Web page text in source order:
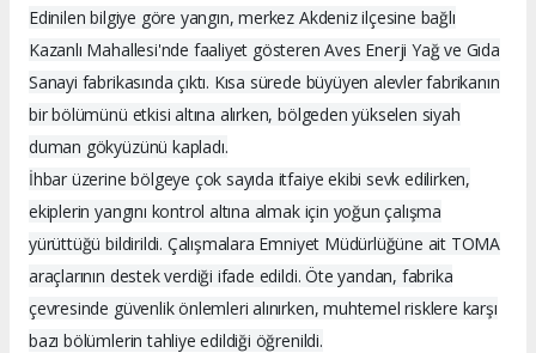
Edinilen bilgiye göre yangın, merkez Akdeniz ilçesine bağlı
Kazanlı Mahallesi'nde faaliyet gösteren Aves Enerji Yağ ve Gıda
Sanayi fabrikasında çıktı. Kısa sürede büyüyen alevler fabrikanın
bir bölümünü etkisi altına alırken, bölgeden yükselen siyah
duman gökyüzünü kapladı.
İhbar üzerine bölgeye çok sayıda itfaiye ekibi sevk edilirken,
ekiplerin yangını kontrol altına almak için yoğun çalışma
yürüttüğü bildirildi. Çalışmalara Emniyet Müdürlüğüne ait TOMA
araçlarının destek verdiği ifade edildi. Öte yandan, fabrika
çevresinde güvenlik önlemleri alınırken, muhtemel risklere karşı
bazı bölümlerin tahliye edildiği öğrenildi.